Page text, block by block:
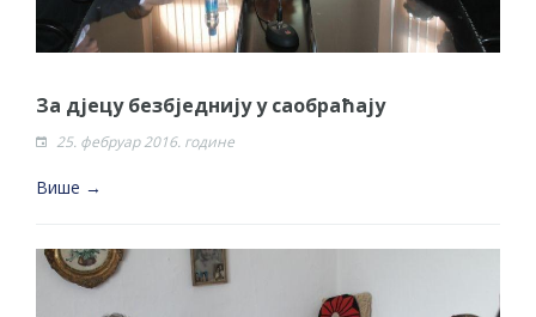
За дјецу безбједнију у саобраћају
25. фебруар 2016. године
Више →